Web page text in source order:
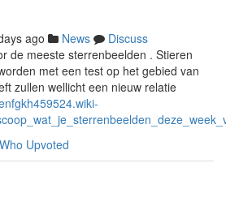
ago News
Discuss
de meeste sterrenbeelden . Stieren
met een test op het gebied van
zullen wellicht een nieuw relatie
Who Upvoted